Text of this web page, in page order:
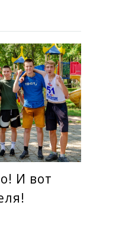
И вот